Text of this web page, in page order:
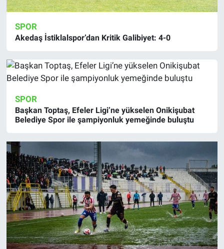
SPOR
Akedaş İstiklalspor’dan Kritik Galibiyet: 4-0
SPOR
Başkan Toptaş, Efeler Ligi’ne yükselen Onikişubat
Belediye Spor ile şampiyonluk yemeğinde buluştu